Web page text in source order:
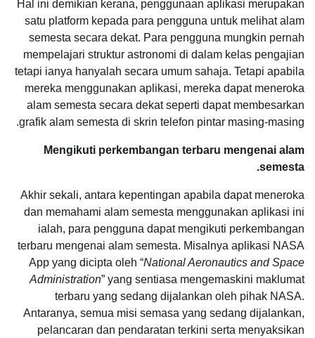
Hal ini demikian kerana, penggunaan aplikasi merupakan
satu platform kepada para pengguna untuk melihat alam
semesta secara dekat. Para pengguna mungkin pernah
mempelajari struktur astronomi di dalam kelas pengajian
tetapi ianya hanyalah secara umum sahaja. Tetapi apabila
mereka menggunakan aplikasi, mereka dapat meneroka
alam semesta secara dekat seperti dapat membesarkan
grafik alam semesta di skrin telefon pintar masing-masing.
Mengikuti perkembangan terbaru mengenai alam
semesta.
Akhir sekali, antara kepentingan apabila dapat meneroka
dan memahami alam semesta menggunakan aplikasi ini
ialah, para pengguna dapat mengikuti perkembangan
terbaru mengenai alam semesta. Misalnya aplikasi NASA
App yang dicipta oleh “National Aeronautics and Space
Administration” yang sentiasa mengemaskini maklumat
terbaru yang sedang dijalankan oleh pihak NASA.
Antaranya, semua misi semasa yang sedang dijalankan,
pelancaran dan pendaratan terkini serta menyaksikan